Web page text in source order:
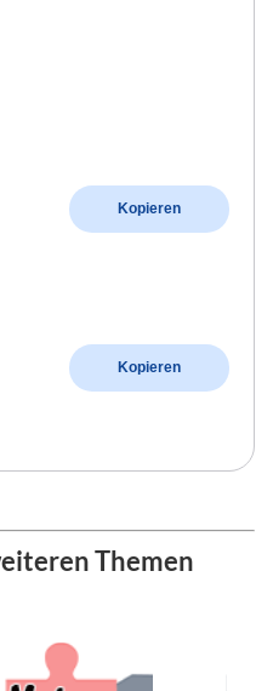
Kopieren
Kopieren
Themen